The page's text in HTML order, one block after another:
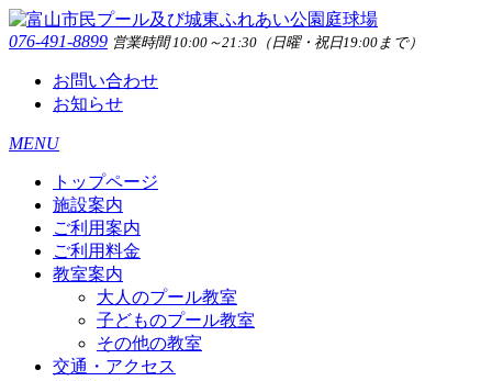
076-491-8899 営業時間 10:00～21:30（日曜・祝日19:00まで）
お問い合わせ
お知らせ
MENU
トップページ
施設案内
ご利用案内
ご利用料金
教室案内
大人のプール教室
子どものプール教室
その他の教室
交通・アクセス